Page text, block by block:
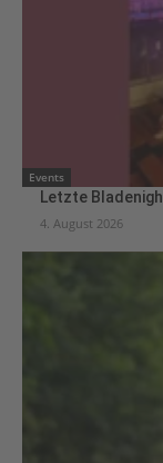
Events
Letzte
4. August 2026